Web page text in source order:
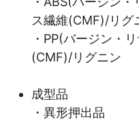
ス繊維(CMF)/リグ
・PP(バージン・
(CMF)/リグニン
成型品
・異形押出品